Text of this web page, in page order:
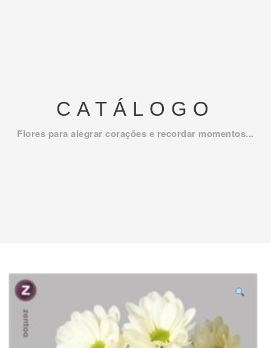
CATÁLOGO
Flores para alegrar corações e recordar momentos...